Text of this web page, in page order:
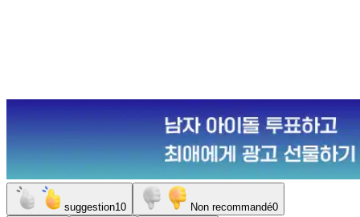
suggestion10 Non recommandé0